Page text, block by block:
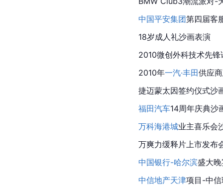
中国平安集团第四届客
18岁成人礼沙画表演
2010微创外科技术先锋
2010年一汽·丰田供应
捷迈蒙太因签约仪式沙
福田汽车14周年庆典沙
万科海港城业主喜乐会
万爽力缓释片上市发布
中国银行-哈尔滨盛大
中信地产天津项目-中信